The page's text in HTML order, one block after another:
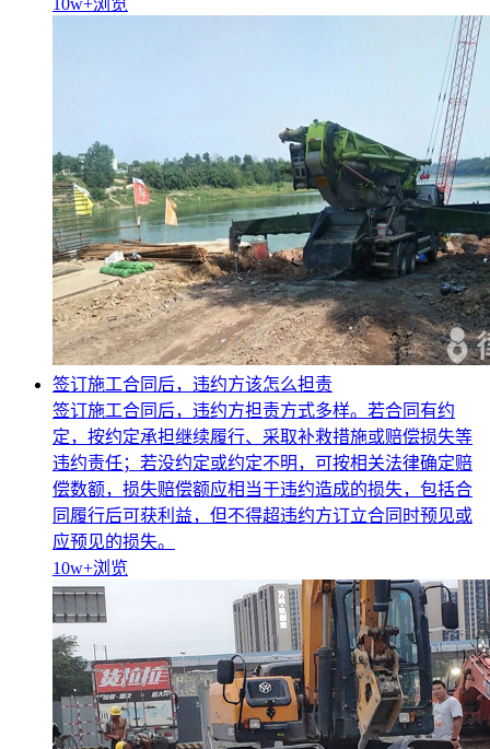
签订施工合同后，违约方该怎么担责
签订施工合同后，违约方担责方式多样。若合同有约
定，按约定承担继续履行、采取补救措施或赔偿损失等
违约责任；若没约定或约定不明，可按相关法律确定赔
偿数额，损失赔偿额应相当于违约造成的损失，包括合
同履行后可获利益，但不得超违约方订立合同时预见或
应预见的损失。
10w+浏览